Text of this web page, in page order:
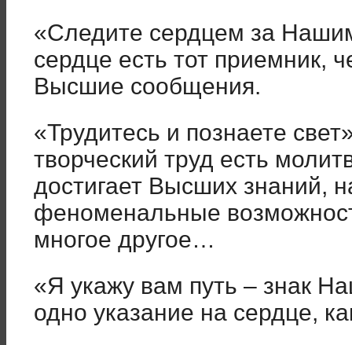
«Следите сердцем за
сердце есть тот приемник,
Высшие сообщения.
«Трудитесь и познаете
творческий труд есть
достигает Высших знаний,
феноменальные
многое другое…
«Я укажу вам путь – знак
одно указание на сердце,